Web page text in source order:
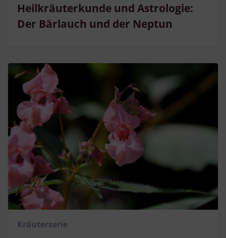
Heilkräuterkunde und Astrologie:
Der Bärlauch und der Neptun
Kräuterserie